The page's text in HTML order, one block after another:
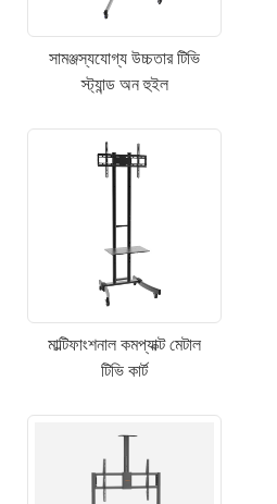
সামঞ্জস্যযোগ্য উচ্চতার টিভি
স্ট্যান্ড অন হুইল
মাল্টিফাংশনাল কমপ্যাক্ট মেটাল
টিভি কার্ট